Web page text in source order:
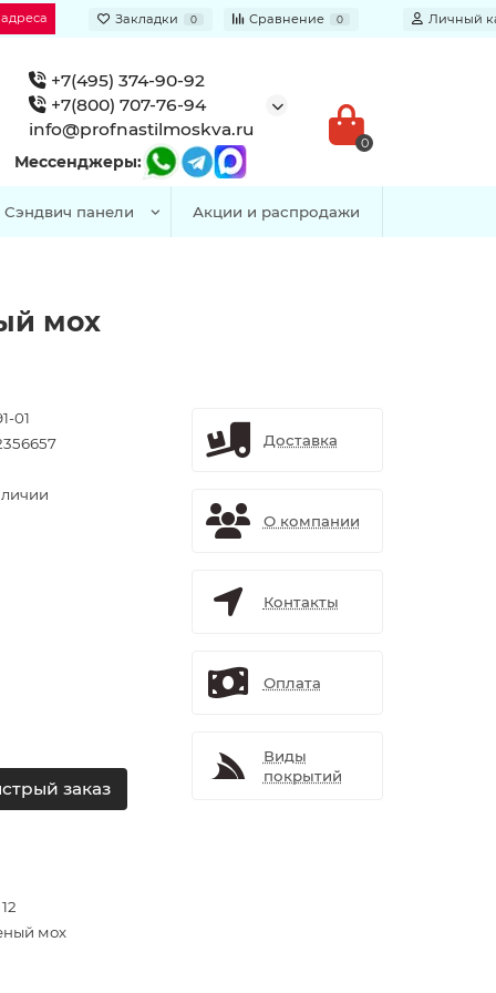
Закладки 0 Сравнение 0 Личный
+7(495) 374-90-92
+7(800) 707-76-94
info@profnastilmoskva.ru
Мессенджеры:
0
Сэндвич панели Акции и распродажи
мох
01
заказ
мох
Доставка
О компании
Контакты
Оплата
Виды
покрытий